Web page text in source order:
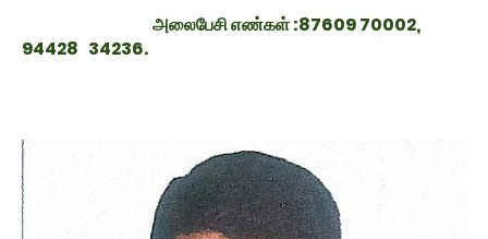
அலைபேசி எண்கள் :87609 70002,
94428 34236.